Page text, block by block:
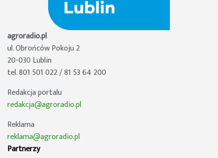
agroradio.pl
ul. Obrońców Pokoju 2
20-030 Lublin
tel. 801 501 022 / 81 53 64 200
Redakcja portalu
redakcja@agroradio.pl
Reklama
reklama@agroradio.pl
Partnerzy